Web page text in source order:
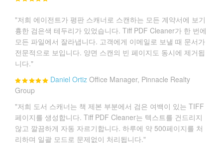
"저희 에이전트가 평판 스캐너로 스캔하는 모든 계약서에 보기
흉한 검은색 테두리가 있었습니다. Tiff PDF Cleaner가 한 번에
모든 파일에서 잘라냅니다. 고객에게 이메일로 보낼 때 문서가
전문적으로 보입니다. 양면 스캔의 빈 페이지도 동시에 제거됩
니다."
Daniel Ortiz Office Manager, Pinnacle Realty
Group
"저희 도서 스캐너는 책 제본 부분에서 검은 여백이 있는 TIFF
페이지를 생성합니다. Tiff PDF Cleaner는 텍스트를 건드리지
않고 깔끔하게 자동 자르기합니다. 하루에 약 500페이지를 처
리하며 일괄 모드로 문제없이 처리됩니다."